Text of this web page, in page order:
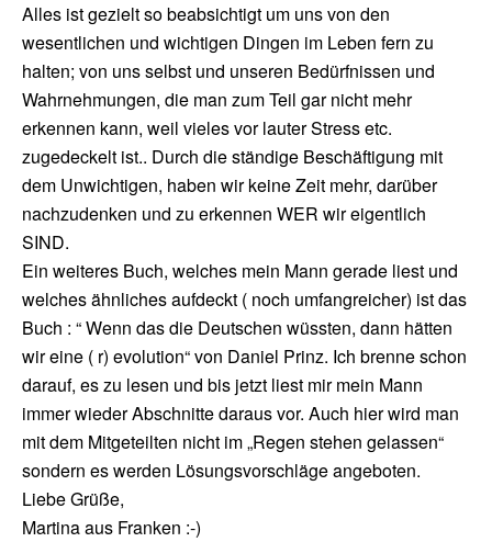
Alles ist gezielt so beabsichtigt um uns von den
wesentlichen und wichtigen Dingen im Leben fern zu
halten; von uns selbst und unseren Bedürfnissen und
Wahrnehmungen, die man zum Teil gar nicht mehr
erkennen kann, weil vieles vor lauter Stress etc.
zugedeckelt ist.. Durch die ständige Beschäftigung mit
dem Unwichtigen, haben wir keine Zeit mehr, darüber
nachzudenken und zu erkennen WER wir eigentlich
SIND.
Ein weiteres Buch, welches mein Mann gerade liest und
welches ähnliches aufdeckt ( noch umfangreicher) ist das
Buch : “ Wenn das die Deutschen wüssten, dann hätten
wir eine ( r) evolution“ von Daniel Prinz. Ich brenne schon
darauf, es zu lesen und bis jetzt liest mir mein Mann
immer wieder Abschnitte daraus vor. Auch hier wird man
mit dem Mitgeteilten nicht im „Regen stehen gelassen“
sondern es werden Lösungsvorschläge angeboten.
Liebe Grüße,
Martina aus Franken :-)